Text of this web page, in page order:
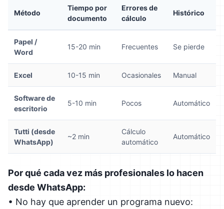
Método
Tiempo por
documento
Errores de
cálculo
Histórico
Papel /
Word
15-20 min Frecuentes Se pierde
Excel 10-15 min Ocasionales Manual
Software de
escritorio
5-10 min Pocos Automático
Tutti (desde
WhatsApp)
~2 min
Cálculo
automático
Automático
Por qué cada vez más profesionales lo hacen
desde WhatsApp:
• No hay que aprender un programa nuevo: